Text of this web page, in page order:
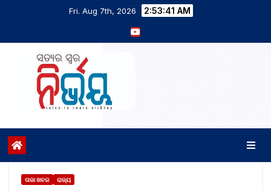
Fri. Aug 7th, 2026 2:53:42 AM
ତାଜା ଖବର ରାଜ୍ୟ